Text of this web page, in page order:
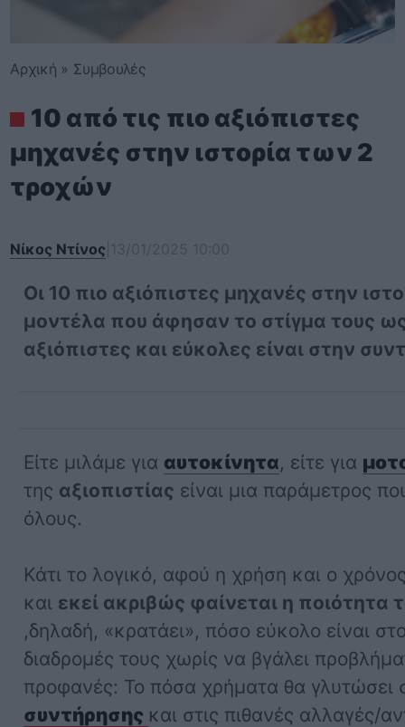
Αρχική » Συμβουλές
10 από τις πιο αξιόπιστες
μηχανές στην ιστορία των 2
τροχών
Νίκος Ντίνος
Οι 10 πιο αξιόπιστες μηχανές στην
μοντέλα που άφησαν το στίγμα τους
αξιόπιστες και εύκολες είναι στην
Είτε μιλάμε για αυτοκίνητα, είτε για
της αξιοπιστίας είναι μια παράμετρος
όλους.
Κάτι το λογικό, αφού η χρήση και ο
και εκεί ακριβώς φαίνεται η ποιότητα
,δηλαδή, «κρατάει», πόσο εύκολο είναι
διαδρομές τους χωρίς να βγάλει
προφανές: Το πόσα χρήματα θα γλυτώσει
συντήρησης και στις πιθανές αλλαγές/